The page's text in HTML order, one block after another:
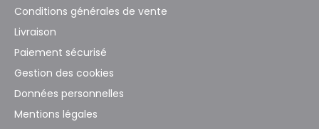
Conditions générales de vente
Livraison
Paiement sécurisé
Gestion des cookies
Données personnelles
Mentions légales